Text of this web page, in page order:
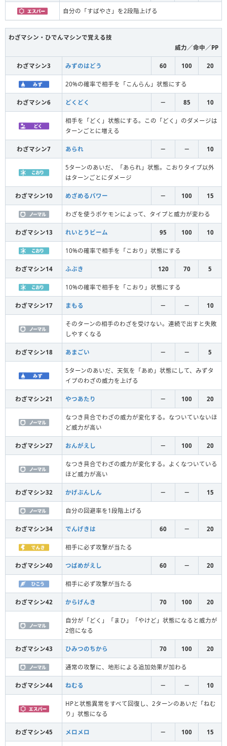
自分の「すばやさ」を2段階上げる
わざマシン・ひでんマシンで覚える技
威力／命中／PP
わざマシン3 みずのはどう 60 100 20
20%の確率で相手を「こんらん」状態にする
わざマシン6 どくどく － 85 10
相手を「どく」状態にする。この「どく」のダメージは
ターンごとに増える
わざマシン7 あられ － － 10
5ターンのあいだ、「あられ」状態。こおりタイプ以外
はターンごとにダメージ
わざマシン10 めざめるパワー － 100 15
わざを使うポケモンによって、タイプと威力が変わる
わざマシン13 れいとうビーム 95 100 10
10%の確率で相手を「こおり」状態にする
わざマシン14 ふぶき 120 70 5
10%の確率で相手を「こおり」状態にする
わざマシン17 まもる － － 10
そのターンの相手のわざを受けない。連続で出すと失敗
しやすくなる
わざマシン18 あまごい － － 5
5ターンのあいだ、天気を「あめ」状態にして、みずタ
イプのわざの威力を上げる
わざマシン21 やつあたり － 100 20
なつき具合でわざの威力が変化する。なついていないほ
ど威力が高い
わざマシン27 おんがえし － 100 20
なつき具合でわざの威力が変化する。よくなついている
ほど威力が高い
わざマシン32 かげぶんしん － － 15
自分の回避率を1段階上げる
わざマシン34 でんげきは 60 － 20
相手に必ず攻撃が当たる
わざマシン40 つばめがえし 60 － 20
相手に必ず攻撃が当たる
わざマシン42 からげんき 70 100 20
自分が「どく」「まひ」「やけど」状態になると威力が
2倍になる
わざマシン43 ひみつのちから 70 100 20
通常の攻撃に、地形による追加効果が加わる
わざマシン44 ねむる － － 10
HPと状態異常をすべて回復し、2ターンのあいだ「ねむ
り」状態になる
わざマシン45 メロメロ － 100 15